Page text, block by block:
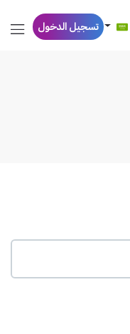
تسجيل الدخول